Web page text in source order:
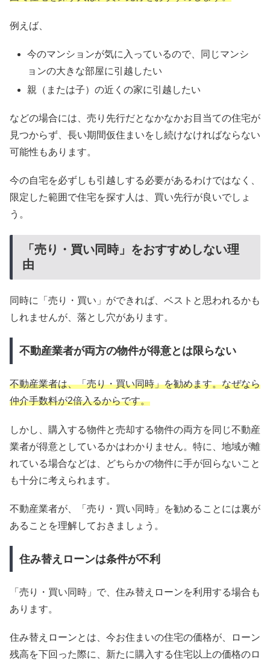
例えば、
今のマンションが気に入っているので、同じマンシ
ョンの大きな部屋に引越したい
親（または子）の近くの家に引越したい
などの場合には、売り先行だとなかなかお目当ての住宅が
見つからず、長い期間仮住まいをし続けなければならない
可能性もあります。
今の自宅を必ずしも引越しする必要があるわけではなく、
限定した範囲で住宅を探す人は、買い先行が良いでしょ
う。
「売り・買い同時」をおすすめしない理
由
同時に「売り・買い」ができれば、ベストと思われるかも
しれませんが、落とし穴があります。
不動産業者が両方の物件が得意とは限らない
不動産業者は、「売り・買い同時」を勧めます。なぜなら
仲介手数料が2倍入るからです。
しかし、購入する物件と売却する物件の両方を同じ不動産
業者が得意としているかはわかりません。特に、地域が離
れている場合などは、どちらかの物件に手が回らないこと
も十分に考えられます。
不動産業者が、「売り・買い同時」を勧めることには裏が
あることを理解しておきましょう。
住み替えローンは条件が不利
「売り・買い同時」で、住み替えローンを利用する場合も
あります。
住み替えローンとは、今お住まいの住宅の価格が、ローン
残高を下回った際に、新たに購入する住宅以上の価格のロ